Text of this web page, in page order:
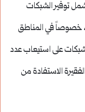
يشمل توفير الشبكات
خصوصاً في المناطق
على استيعاب عدد
الاستفادة من